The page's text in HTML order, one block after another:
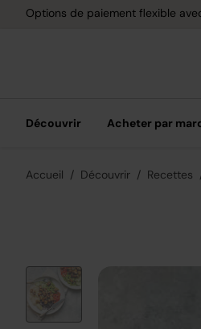
Options de paiement flexible
Découvrir Acheter par
Accueil Découvrir Recettes